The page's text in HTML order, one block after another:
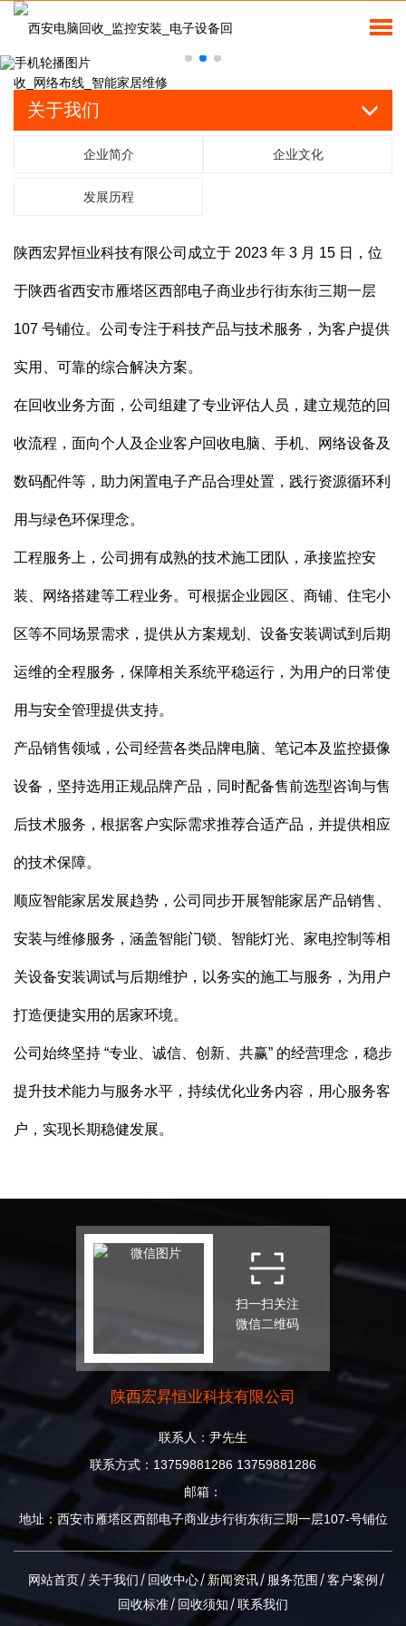
关于我们
企业简介 企业文化
发展历程
陕西宏昇恒业科技有限公司成立于 2023 年 3 月 15 日，位
于陕西省西安市雁塔区西部电子商业步行街东街三期一层
107 号铺位。公司专注于科技产品与技术服务，为客户提供
实用、可靠的综合解决方案。
在回收业务方面，公司组建了专业评估人员，建立规范的回
收流程，面向个人及企业客户回收电脑、手机、网络设备及
数码配件等，助力闲置电子产品合理处置，践行资源循环利
用与绿色环保理念。
工程服务上，公司拥有成熟的技术施工团队，承接监控安
装、网络搭建等工程业务。可根据企业园区、商铺、住宅小
区等不同场景需求，提供从方案规划、设备安装调试到后期
运维的全程服务，保障相关系统平稳运行，为用户的日常使
用与安全管理提供支持。
产品销售领域，公司经营各类品牌电脑、笔记本及监控摄像
设备，坚持选用正规品牌产品，同时配备售前选型咨询与售
后技术服务，根据客户实际需求推荐合适产品，并提供相应
的技术保障。
顺应智能家居发展趋势，公司同步开展智能家居产品销售、
安装与维修服务，涵盖智能门锁、智能灯光、家电控制等相
关设备安装调试与后期维护，以务实的施工与服务，为用户
打造便捷实用的居家环境。
公司始终坚持 “专业、诚信、创新、共赢” 的经营理念，稳步
提升技术能力与服务水平，持续优化业务内容，用心服务客
户，实现长期稳健发展。
扫一扫关注
微信二维码
陕西宏昇恒业科技有限公司
联系人：尹先生
联系方式：13759881286 13759881286
邮箱：
地址：西安市雁塔区西部电子商业步行街东街三期一层107-号铺位
网站首页 关于我们 回收中心 新闻资讯 服务范围
客户案例
回收标准
回收须知 联系我们